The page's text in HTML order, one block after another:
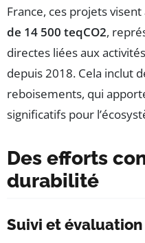
France, ces projets
de 14 500 teqCO2,
directes liées aux
depuis 2018. Cela inclut
reboisements, qui
significatifs pour
Des efforts
durabilité
Suivi et